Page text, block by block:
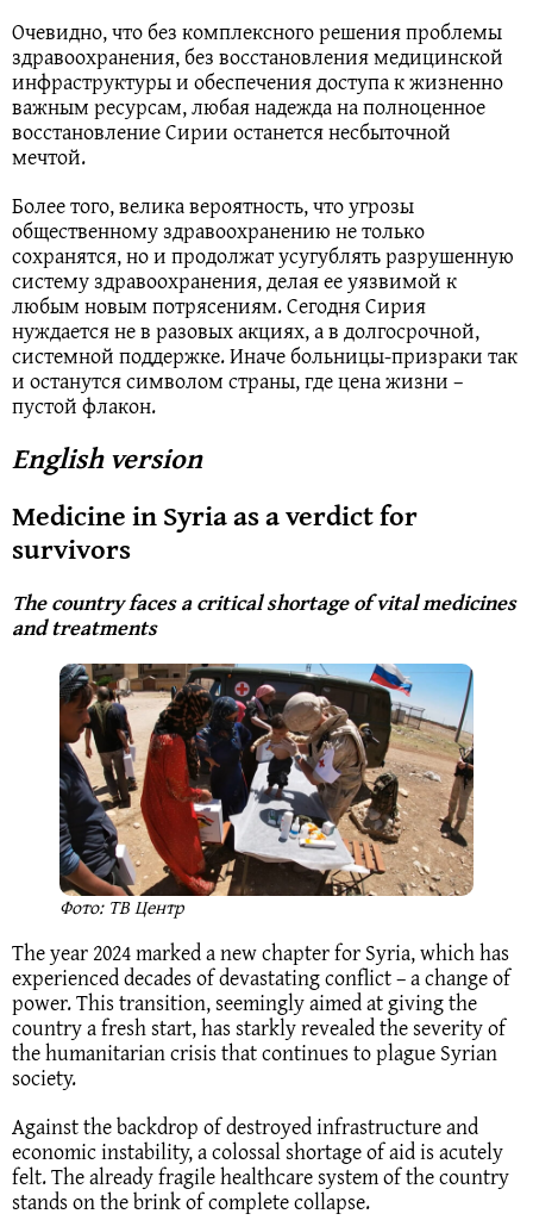
Очевидно, что без комплексного решения проблемы
здравоохранения, без восстановления медицинской
инфраструктуры и обеспечения доступа к жизненно
важным ресурсам, любая надежда на полноценное
восстановление Сирии останется несбыточной
мечтой.
Более того, велика вероятность, что угрозы
общественному здравоохранению не только
сохранятся, но и продолжат усугублять разрушенную
систему здравоохранения, делая ее уязвимой к
любым новым потрясениям. Сегодня Сирия
нуждается не в разовых акциях, а в долгосрочной,
системной поддержке. Иначе больницы-призраки так
и останутся символом страны, где цена жизни –
пустой флакон.
English version
Medicine in Syria as a verdict for
survivors
The country faces a critical shortage of vital medicines
and treatments
Фото: ТВ Центр
The year 2024 marked a new chapter for Syria, which has
experienced decades of devastating conflict – a change of
power. This transition, seemingly aimed at giving the
country a fresh start, has starkly revealed the severity of
the humanitarian crisis that continues to plague Syrian
society.
Against the backdrop of destroyed infrastructure and
economic instability, a colossal shortage of aid is acutely
felt. The already fragile healthcare system of the country
stands on the brink of complete collapse.